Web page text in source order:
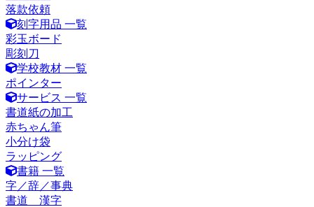
落款依頼
刻字用品 一覧
彩玉ボード
彫刻刀
学校教材 一覧
ポインター
サービス 一覧
書道紙の加工
赤ちゃん筆
小分け袋
ラッピング
書籍 一覧
字／辞／事典
書道 漢字